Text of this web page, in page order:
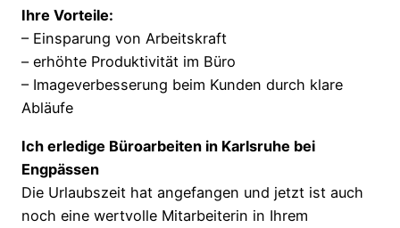
Ihre Vorteile:
– Einsparung von Arbeitskraft
– erhöhte Produktivität im Büro
– Imageverbesserung beim Kunden durch klare
Abläufe
Ich erledige Büroarbeiten in Karlsruhe bei
Engpässen
Die Urlaubszeit hat angefangen und jetzt ist auch
noch eine wertvolle Mitarbeiterin in Ihrem